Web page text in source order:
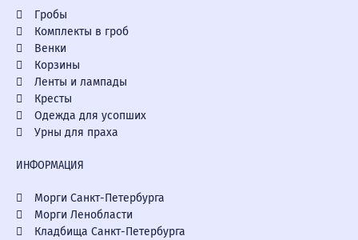
Гробы
Комплекты в гроб
Венки
Корзины
Ленты и лампады
Кресты
Одежда для усопших
Урны для праха
ИНФОРМАЦИЯ
Морги Санкт-Петербурга
Морги Ленобласти
Кладбища Санкт-Петербурга